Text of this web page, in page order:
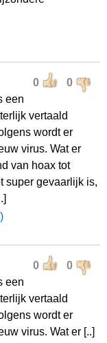
0 0
een
vertaald
wordt er
virus. Wat er
van hoax tot
super gevaarlijk is,
0 0
een
vertaald
wordt er
virus. Wat er [..]